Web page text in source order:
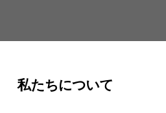
私たちについて